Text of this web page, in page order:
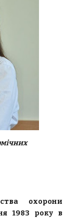
охорони
1983 року в